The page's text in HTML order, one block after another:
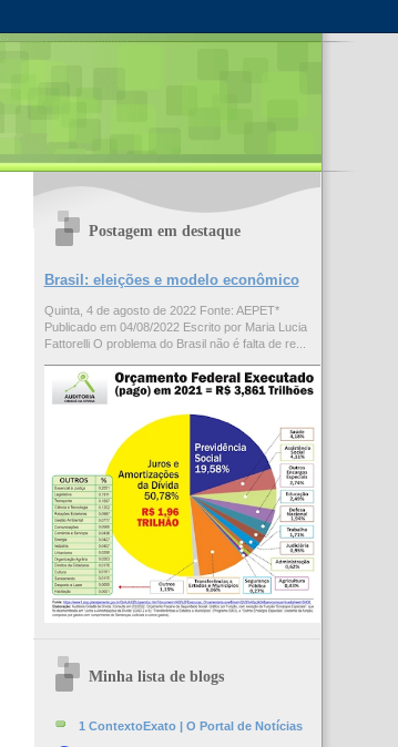
Postagem em destaque
Brasil: eleições e modelo econômico
Quinta, 4 de agosto de 2022 Fonte: AEPET*
Publicado em 04/08/2022 Escrito por Maria Lucia
Fattorelli O problema do Brasil não é falta de re...
Minha lista de blogs
1 ContextoExato | O Portal de Notícias